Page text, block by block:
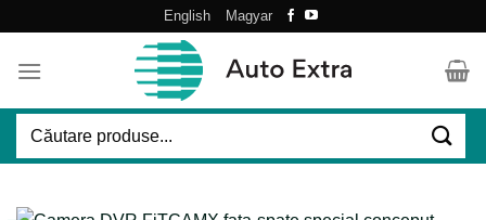
content
English Magyar
Caută